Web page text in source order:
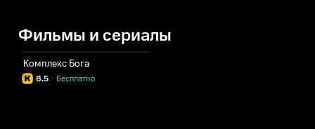
Фильмы и сериалы
Комплекс Бога
8.5 Бесплатно
·